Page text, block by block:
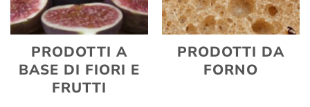
PRODOTTI A
BASE DI FIORI E
FRUTTI
PRODOTTI DA
FORNO